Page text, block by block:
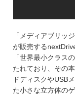
「メディアブリッ
が販売する
「世界最小クラス
たれており、その
ドディスクやUSB
た小さな立方体の